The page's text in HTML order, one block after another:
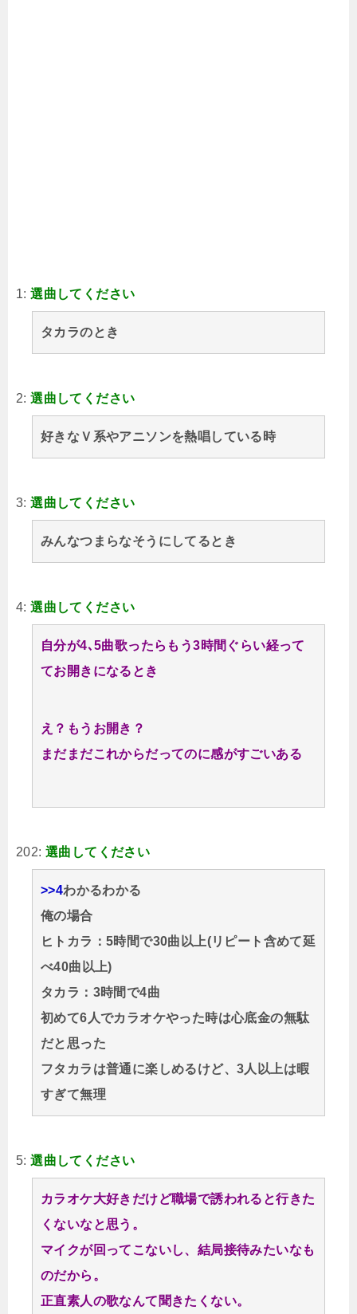
1:選曲してください
タカラのとき
2:選曲してください
好きなＶ系やアニソンを熱唱している時
3:選曲してください
みんなつまらなそうにしてるとき
4:選曲してください
自分が4､5曲歌ったらもう3時間ぐらい経って
てお開きになるとき
え？もうお開き？
まだまだこれからだってのに感がすごいある
202: 選曲してください
>>4わかるわかる
俺の場合
ヒトカラ：5時間で30曲以上(リピート含めて延
べ40曲以上)
タカラ：3時間で4曲
初めて6人でカラオケやった時は心底金の無駄
だと思った
フタカラは普通に楽しめるけど、3人以上は暇
すぎて無理
5:選曲してください
カラオケ大好きだけど職場で誘われると行きた
くないなと思う。
マイクが回ってこないし、結局接待みたいなも
のだから。
正直素人の歌なんて聞きたくない。